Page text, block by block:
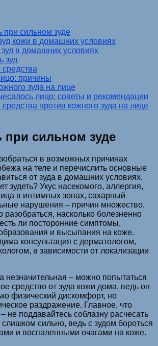
при сильном зуде
кожи в домашних условиях
в домашних условиях
зуд
причины
зуда на лице
лицо: советы и рекомендации
против кожного зуда на лице
при сильном зуде
в возможных причинах
на теле и перечислить основные
от зуда в домашних условиях.
зудеть? Укус насекомого, аллергия,
в интимных зонах, сахарный
нарушения – причин множество.
насколько болезненно
ли посторонние симптомы,
и высыпания на коже.
консультация с дерматологом,
в зависимости от локализации
незначительная – можно попытаться
средство от зуда кожи дома, ведь он
физический дискомфорт, но
раздражение. Главное, что
не поддавайтесь соблазну расчесать
сильно, ведь с зудом бороться
и воспаленными очагами на коже.